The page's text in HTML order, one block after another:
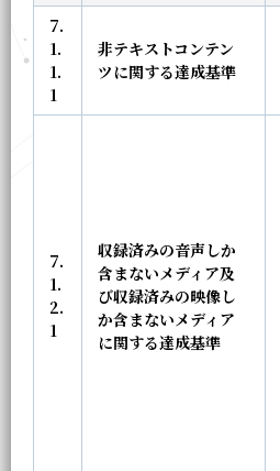
7.
1.
1.
1
非テキストコンテン
ツに関する達成基準
7.
1.
2.
1
収録済みの音声しか
含まないメディア及
び収録済みの映像し
か含まないメディア
に関する達成基準